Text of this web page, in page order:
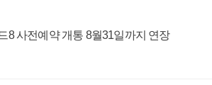
8 사전예약 개통 8월31일까지 연장